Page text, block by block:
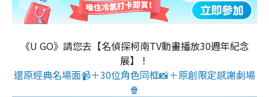
《U GO》請您去【名偵探柯南TV動畫播放30週年紀念
展】！
還原經典名場面📹＋30位角色同框📸＋原創限定感謝劇場
🍿